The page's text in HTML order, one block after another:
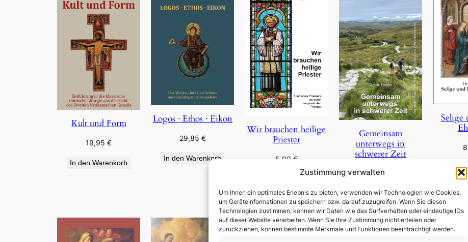
Zustimmung verwalten
Um Ihnen ein optimales Erlebnis zu bieten, verwenden wir Technologien wie Cookies,
um Geräteinformationen zu speichern bzw. darauf zuzugreifen. Wenn Sie diesen
Technologien zustimmen, können wir Daten wie das Surfverhalten oder eindeutige IDs
auf dieser Website verarbeiten. Wenn Sie Ihre Zustimmung nicht erteilen oder
zurückziehen, können bestimmte Merkmale und Funktionen beeinträchtigt werden.
Kult und Form
19,95€
In den Warenkorb
Logos · Ethos · Eikon
29,85 €
In den Warenkorb
Wir brauchen heilige
Priester
5,90 €
Gemeinsam
unterwegs in
schwerer Zeit
29,85
In den Warenkorb
Selige
In